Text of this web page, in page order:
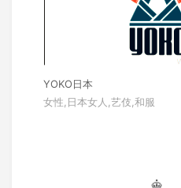
YOKO日本
女性,日本女人,艺伎,和服